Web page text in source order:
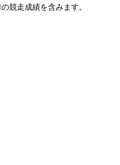
競走成績を含みます。